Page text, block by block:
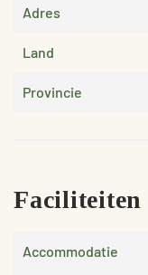
Adres
Land
Provincie
Faciliteiten
Accommodatie